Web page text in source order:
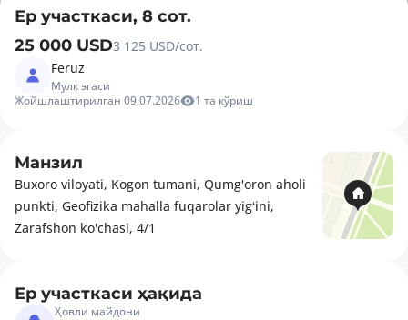
Ер участкаси, 8 сот.
25 000 USD3 125 USD/сот.
Feruz
Мулк эгаси
Жойшлаштирилган 09.07.2026
1 та кўриш
Манзил
Buxoro viloyati, Kogon tumani, Qumg'oron aholi
punkti, Geofizika mahalla fuqarolar yigʻini,
Zarafshon ko'chasi, 4/1
Ер участкаси ҳақида
Ҳовли майдони